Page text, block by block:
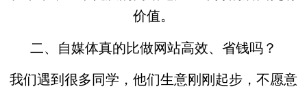
价值。
二、自媒体真的比做网站高效、省钱吗？
我们遇到很多同学，他们生意刚刚起步，不愿意